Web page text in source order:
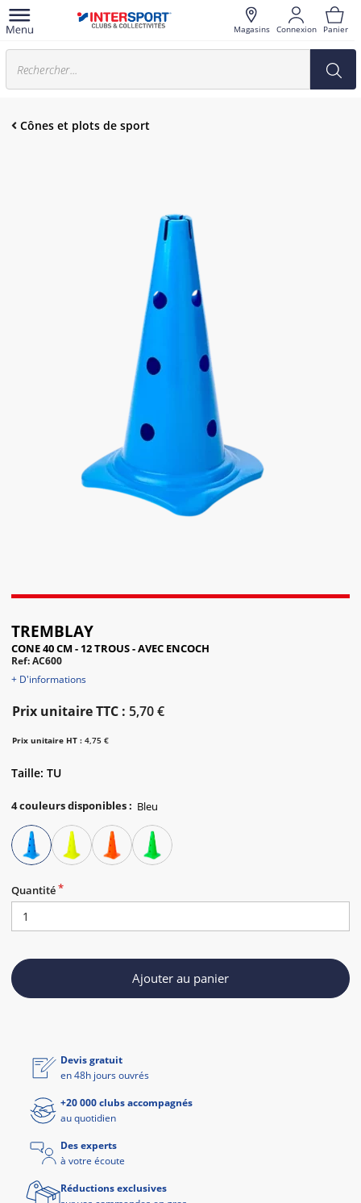
Magasins Connexion Panier
Cônes et plots de sport
TREMBLAY
CONE 40 CM - 12 TROUS - AVEC ENCOCH
Ref: AC600
+ D'informations
Prix unitaire TTC : 5,70 €
Prix unitaire HT : 4,75 €
Taille: TU
4couleurs disponibles:
Quantité
Ajouter au panier
Devis gratuit
en 48h jours ouvrés
+20 000 clubs accompagnés
au quotidien
Des experts
à votre écoute
Réductions exclusives